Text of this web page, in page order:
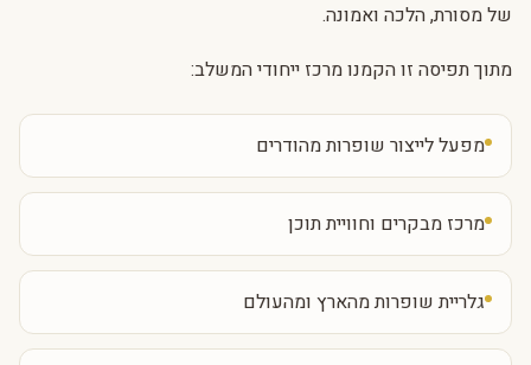
של מסורת, הלכה ואמונה.
מתוך תפיסה זו הקמנו מרכז ייחודי המשלב:
מפעל לייצור שופרות מהודרים
מרכז מבקרים וחוויית תוכן
גלריית שופרות מהארץ ומהעולם